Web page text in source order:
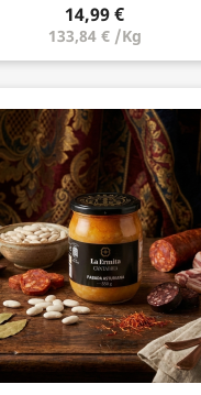
14,99 €
133,84 € /Kg